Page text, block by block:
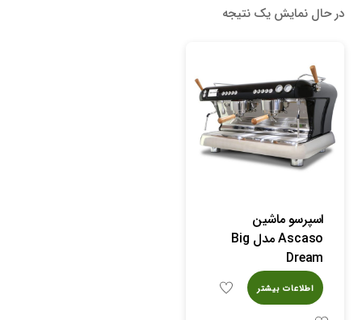
در حال نمایش یک نتیجه
اسپرسو ماشین
Ascaso مدل Big
Dream
اطلاعات بیشتر